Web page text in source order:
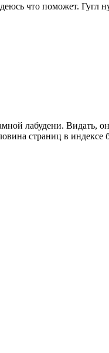
что поможет. Гугл ну
лабудени. Видать,
страниц в индексе